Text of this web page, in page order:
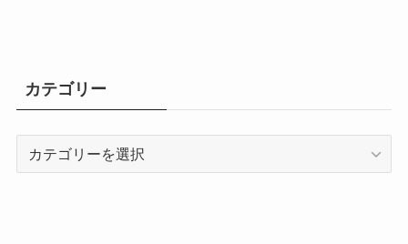
カテゴリー